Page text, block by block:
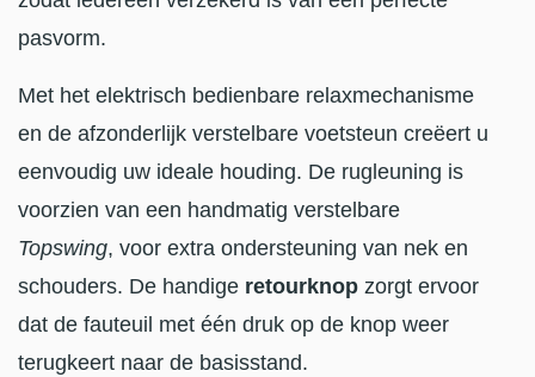
pasvorm.
Met het elektrisch bedienbare relaxmechanisme
en de afzonderlijk verstelbare voetsteun creëert u
eenvoudig uw ideale houding. De rugleuning is
voorzien van een handmatig verstelbare
Topswing, voor extra ondersteuning van nek en
schouders. De handige retourknop zorgt ervoor
dat de fauteuil met één druk op de knop weer
terugkeert naar de basisstand.